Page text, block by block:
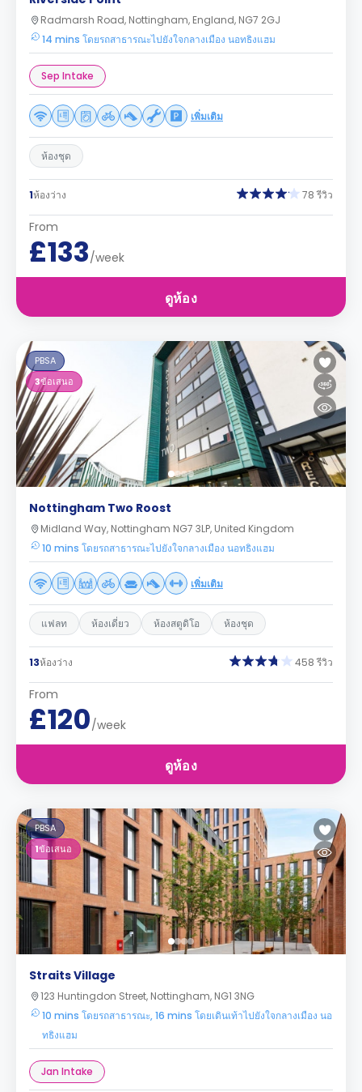
Radmarsh Road, Nottingham, England, NG7 2GJ
14 mins โดยรถสาธารณะไปยังใจกลางเมือง นอทธิงแฮม
Sep Intake
เพิ่มเติม
ห้องชุด
1ห้องว่าง 78 รีวิว
From
£133/week
ดูห้อง
PBSA
3ข้อเสนอ
Nottingham Two Roost
Midland Way, Nottingham NG7 3LP, United Kingdom
10 mins โดยรถสาธารณะไปยังใจกลางเมือง นอทธิงแฮม
เพิ่มเติม
แฟลท ห้องเดี่ยว ห้องสตูดิโอ ห้องชุด
13ห้องว่าง 458 รีวิว
From
£120/week
ดูห้อง
PBSA
1ข้อเสนอ
Straits Village
123 Huntingdon Street, Nottingham, NG1 3NG
10 mins โดยรถสาธารณะ, 16 mins โดยเดินเท้าไปยังใจกลางเมือง นอ
ทธิงแฮม
Jan Intake